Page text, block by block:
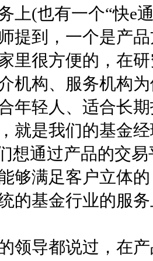
上(也有一个“快e
提到，一个是产
里很方便的，在
机构、服务机构
年轻人、适合长
就是我们的基金
想通过产品的交
够满足客户立体
的基金行业的服
领导都说过，在